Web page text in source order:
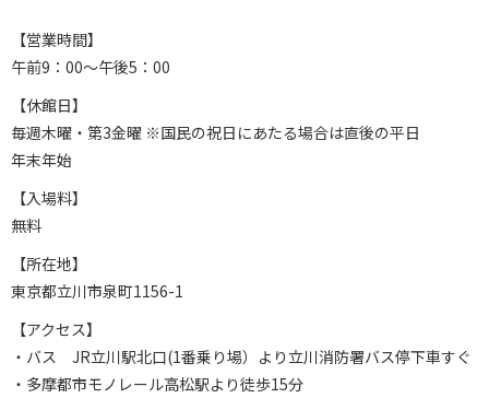
【営業時間】
午前9：00～午後5：00
【休館日】
毎週木曜・第3金曜 ※国民の祝日にあたる場合は直後の平日
年末年始
【入場料】
無料
【所在地】
東京都立川市泉町1156-1
【アクセス】
・バス JR立川駅北口(1番乗り場）より立川消防署バス停下車すぐ
・多摩都市モノレール高松駅より徒歩15分